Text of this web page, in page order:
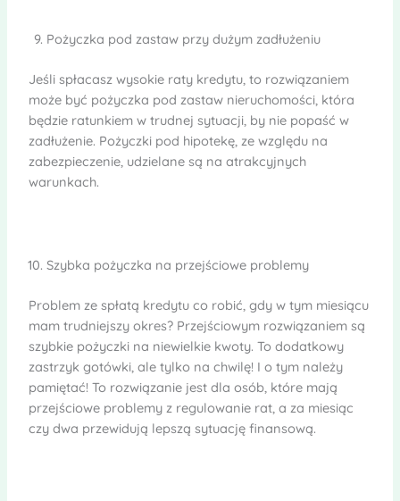
Pożyczka pod zastaw przy dużym zadłużeniu
Jeśli spłacasz wysokie raty kredytu, to rozwiązaniem
może być pożyczka pod zastaw nieruchomości, która
będzie ratunkiem w trudnej sytuacji, by nie popaść w
zadłużenie. Pożyczki pod hipotekę, ze względu na
zabezpieczenie, udzielane są na atrakcyjnych
warunkach.
Szybka pożyczka na przejściowe problemy
Problem ze spłatą kredytu co robić, gdy w tym miesiącu
mam trudniejszy okres? Przejściowym rozwiązaniem są
szybkie pożyczki na niewielkie kwoty. To dodatkowy
zastrzyk gotówki, ale tylko na chwilę! I o tym należy
pamiętać! To rozwiązanie jest dla osób, które mają
przejściowe problemy z regulowanie rat, a za miesiąc
czy dwa przewidują lepszą sytuację finansową.